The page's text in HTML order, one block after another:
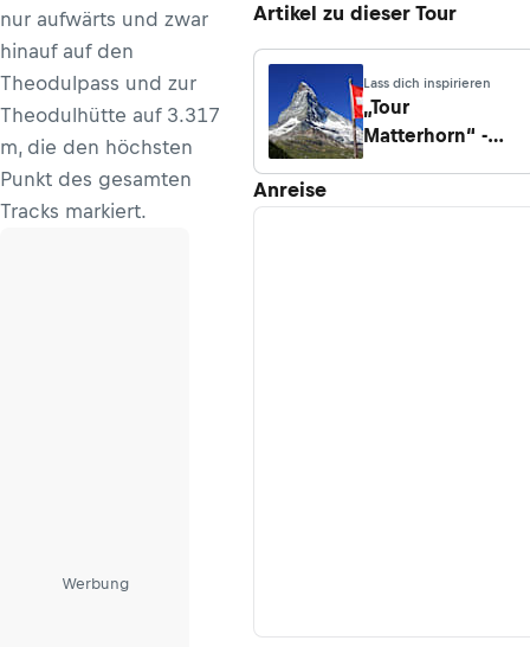
nur aufwärts und zwar
hinauf auf den
Theodulpass und zur
Theodulhütte auf 3.317
m, die den höchsten
Punkt des gesamten
Tracks markiert.
Werbung
Artikel zu dieser Tour
Lass dich inspirieren
„Tour
Matterhorn“ -
Anreise